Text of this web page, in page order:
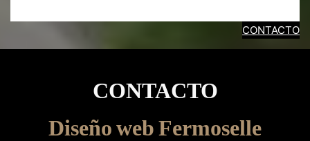
CONTACTO
CONTACTO
Diseño web Fermoselle